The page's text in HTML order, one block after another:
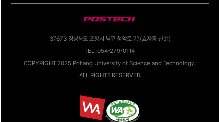
37673 경상북도 포항시 남구 청암로 77(효자동 산31)
TEL. 054-279-0114
COPYRIGHT 2025 Pohang University of Science and Technology.
ALL RIGHTS RESERVED.